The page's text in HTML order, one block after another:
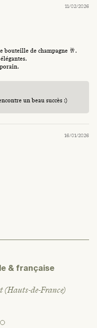
11/02/2026
bouteille de champagne 🥂.
un beau succès :)
16/01/2026
& française
(Hauts-de-France)